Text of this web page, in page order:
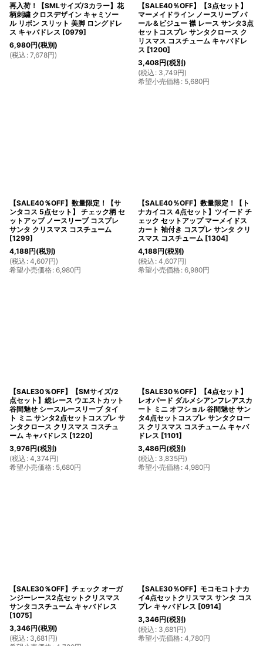
再入荷！【SMLサイズ/3カラー】花
柄刺繍 クロスデザイン キャミソー
ル リボン スリット 美脚 ロングドレ
ス キャバドレス [0979]
6,980円(税別)
(税込 : 7,678円)
【SALE40％OFF】【3点セット】
マーメイドライン ノースリーブ パ
ール＆ビジュー 襟 レース サンタ3点
セットコスプレ サンタクロース ク
リスマス コスチューム キャバドレ
ス [1200]
3,408円(税別)
(税込 : 3,749円)
希望小売価格: 5,680円
【SALE40％OFF】数量限定！【サ
ンタコス 5点セット】 チェック柄 セ
ットアップ ノースリーブ コスプレ
サンタ クリスマス コスチューム
[1299]
4,188円(税別)
(税込 : 4,607円)
希望小売価格: 6,980円
【SALE40％OFF】数量限定！【ト
ナカイコス 4点セット】ツイード チ
ェック セットアップ マーメイドス
カート 袖付き コスプレ サンタ クリ
スマス コスチューム [1304]
4,188円(税別)
(税込 : 4,607円)
希望小売価格: 6,980円
【SALE30％OFF】【SMサイズ/2
点セット】総レース ウエストカット
谷間魅せ シースルースリーブ タイ
ト ミニ サンタ2点セットコスプレ サ
ンタクロース クリスマス コスチュ
ーム キャバドレス [1220]
3,976円(税別)
(税込 : 4,374円)
希望小売価格: 5,680円
【SALE30％OFF】【4点セット】
レオパード ダルメシアンフレアスカ
ート ミニ オフショル 谷間魅せ サン
タ4点セットコスプレ サンタクロー
ス クリスマス コスチューム キャバ
ドレス [1101]
3,486円(税別)
(税込 : 3,835円)
希望小売価格: 4,980円
【SALE30％OFF】チェック オーガ
ンジーレース2点セットクリスマス
サンタコスチューム キャバドレス
[1075]
3,346円(税別)
(税込 : 3,681 円)
【SALE30％OFF】モコモコトナカ
イ4点セットクリスマス サンタ コス
プレ キャバドレス [0914]
3,346円(税別)
(税込 : 3,681 円)
希望小売価格: 4,780円